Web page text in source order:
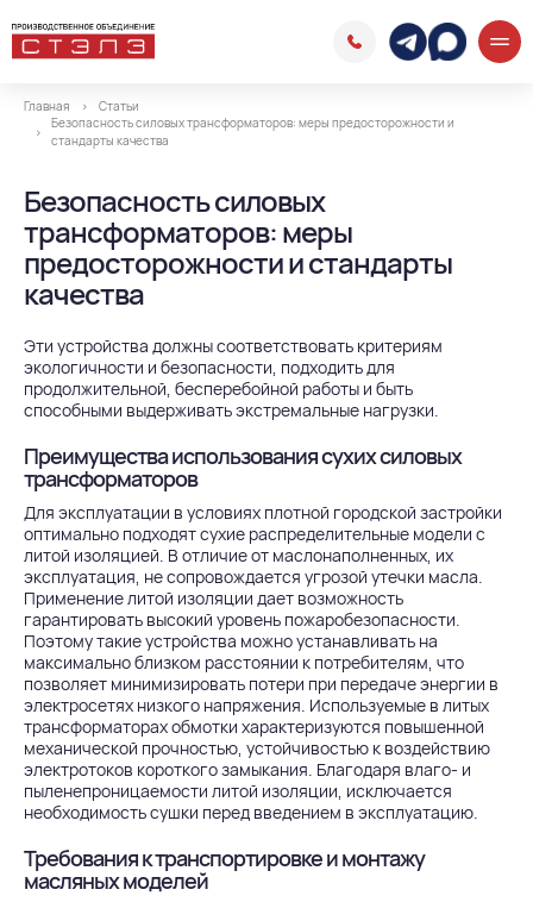
Главная
Статьи
Безопасность силовых трансформаторов: меры предосторожности и
стандарты качества
Безопасность силовых
трансформаторов: меры
предосторожности и стандарты
качества
Эти устройства должны соответствовать критериям
экологичности и безопасности, подходить для
продолжительной, бесперебойной работы и быть
способными выдерживать экстремальные нагрузки.
Преимущества использования сухих силовых
трансформаторов
Для эксплуатации в условиях плотной городской застройки
оптимально подходят сухие распределительные модели с
литой изоляцией. В отличие от маслонаполненных, их
эксплуатация, не сопровождается угрозой утечки масла.
Применение литой изоляции дает возможность
гарантировать высокий уровень пожаробезопасности.
Поэтому такие устройства можно устанавливать на
максимально близком расстоянии к потребителям, что
позволяет минимизировать потери при передаче энергии в
электросетях низкого напряжения. Используемые в литых
трансформаторах обмотки характеризуются повышенной
механической прочностью, устойчивостью к воздействию
электротоков короткого замыкания. Благодаря влаго- и
пыленепроницаемости литой изоляции, исключается
необходимость сушки перед введением в эксплуатацию.
Требования к транспортировке и монтажу
масляных моделей